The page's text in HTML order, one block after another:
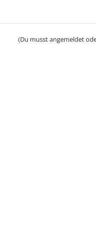
(Du musst angemeldet